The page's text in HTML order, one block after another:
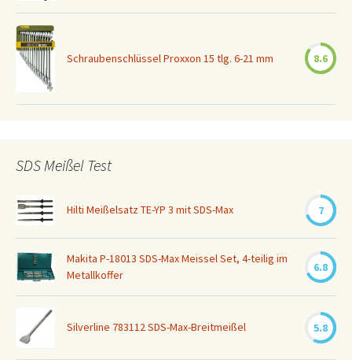
Schraubenschlüssel Proxxon 15 tlg. 6-21 mm 8.6
SDS Meißel Test
Hilti Meißelsatz TE-YP 3 mit SDS-Max 7
Makita P-18013 SDS-Max Meissel Set, 4-teilig im
Metallkoffer
6.8
Silverline 783112 SDS-Max-Breitmeißel 5.8